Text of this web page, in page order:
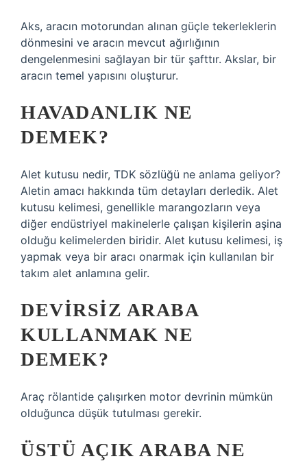
Aks, aracın motorundan alınan güçle tekerleklerin
dönmesini ve aracın mevcut ağırlığının
dengelenmesini sağlayan bir tür şafttır. Akslar, bir
aracın temel yapısını oluşturur.
HAVADANLIK NE
DEMEK?
Alet kutusu nedir, TDK sözlüğü ne anlama geliyor?
Aletin amacı hakkında tüm detayları derledik. Alet
kutusu kelimesi, genellikle marangozların veya
diğer endüstriyel makinelerle çalışan kişilerin aşina
olduğu kelimelerden biridir. Alet kutusu kelimesi, iş
yapmak veya bir aracı onarmak için kullanılan bir
takım alet anlamına gelir.
DEVIRSIZ ARABA
KULLANMAK NE
DEMEK?
Araç rölantide çalışırken motor devrinin mümkün
olduğunca düşük tutulması gerekir.
ÜSTÜ AÇIK ARABA NE